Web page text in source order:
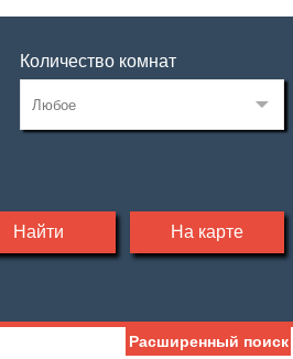
Количество комнат
Найти На карте
Расширенный поиск